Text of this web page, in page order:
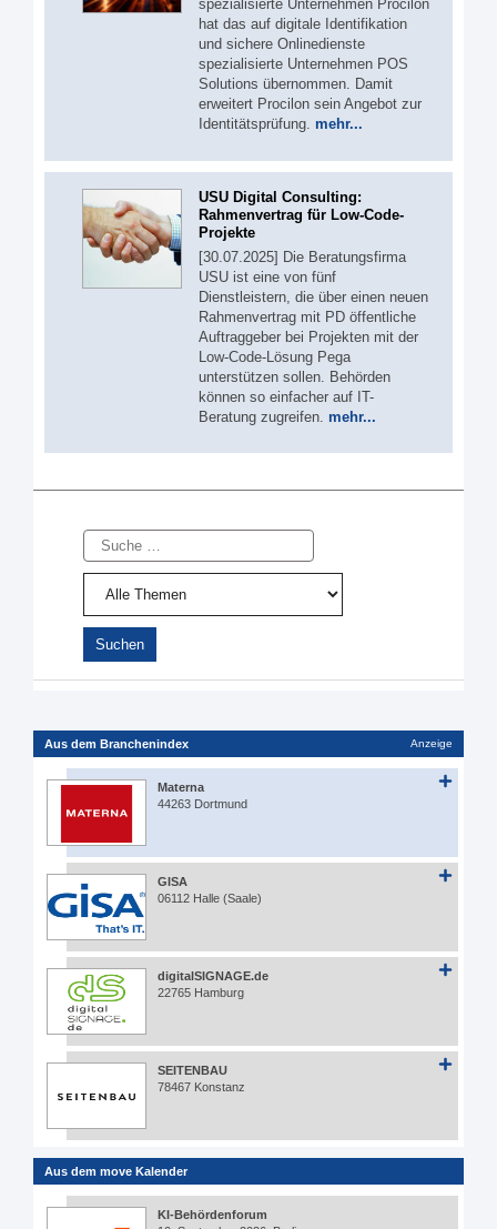
spezialisierte Unternehmen Procilon
hat das auf digitale Identifikation
und sichere Onlinedienste
spezialisierte Unternehmen POS
Solutions übernommen. Damit
erweitert Procilon sein Angebot zur
Identitätsprüfung. mehr...
USU Digital Consulting:
Rahmenvertrag für Low-Code-
Projekte
[30.07.2025] Die Beratungsfirma
USU ist eine von fünf
Dienstleistern, die über einen neuen
Rahmenvertrag mit PD öffentliche
Auftraggeber bei Projekten mit der
Low-Code-Lösung Pega
unterstützen sollen. Behörden
können so einfacher auf IT-
Beratung zugreifen. mehr...
Suche
Aus dem Branchenindex Anzeige
Materna
44263 Dortmund
GISA
06112 Halle (Saale)
digitalSIGNAGE.de
22765 Hamburg
SEITENBAU
78467 Konstanz
Aus dem move Kalender
KI-Behördenforum